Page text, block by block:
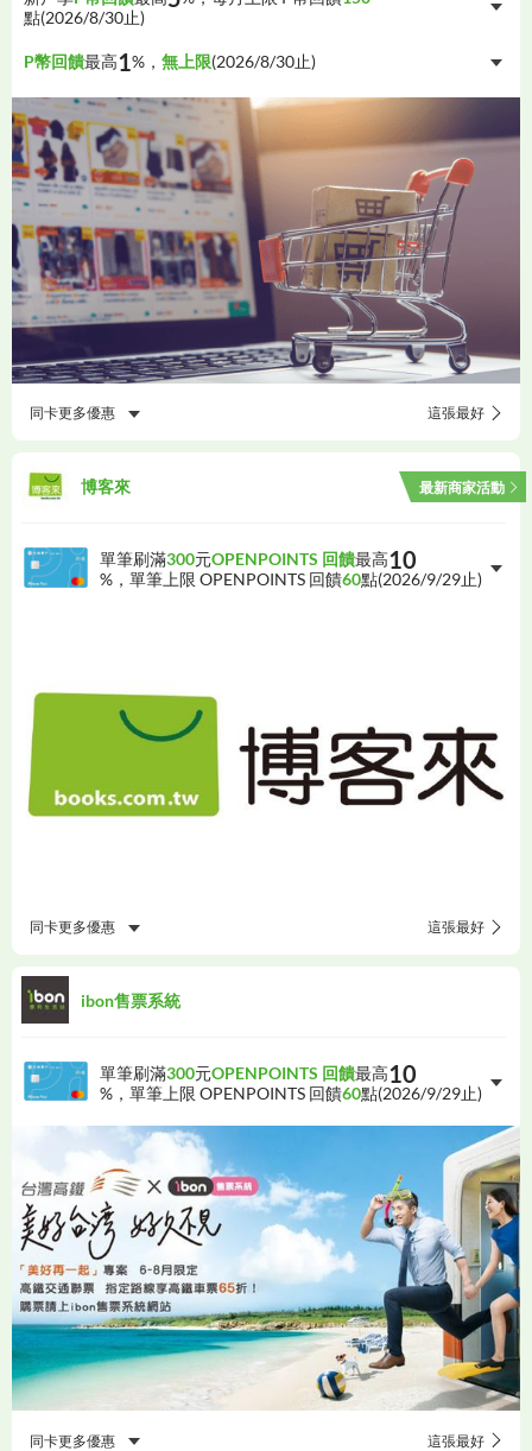
點(2026/8/30止)
P幣回饋最高1%， 無上限(2026/8/30止)
同卡更多優惠 這張最好
博客來 最新商家活動
單筆刷滿300元OPENPOINTS 回饋最高10
%，單筆上限 OPENPOINTS 回饋60點(2026/9/29止)
同卡更多優惠 這張最好
ibon售票系統
單筆刷滿300元OPENPOINTS 回饋最高10
%，單筆上限 OPENPOINTS 回饋60點(2026/9/29止)
同卡更多優惠 這張最好